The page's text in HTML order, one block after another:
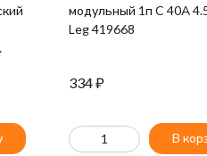
модульный 1п C 40А
Leg 419668
334₽
В